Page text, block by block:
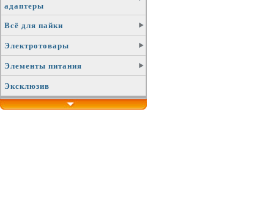
адаптеры
Всё для пайки
Электротовары
Элементы питания
Эксклюзив